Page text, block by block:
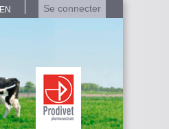
EN Se connecter